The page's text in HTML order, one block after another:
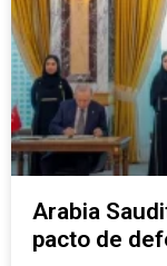
Arabia
pacto de